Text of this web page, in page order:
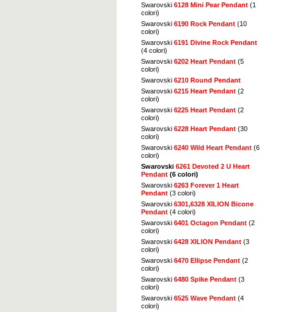
Swarovski 6128 Mini Pear Pendant (1
colori)
Swarovski 6190 Rock Pendant (10
colori)
Swarovski 6191 Divine Rock Pendant
(4 colori)
Swarovski 6202 Heart Pendant (5
colori)
Swarovski 6210 Round Pendant
Swarovski 6215 Heart Pendant (2
colori)
Swarovski 6225 Heart Pendant (2
colori)
Swarovski 6228 Heart Pendant (30
colori)
Swarovski 6240 Wild Heart Pendant (6
colori)
Swarovski 6261 Devoted 2 U Heart
Pendant (6 colori)
Swarovski 6263 Forever 1 Heart
Pendant (3 colori)
Swarovski 6301,6328 XILION Bicone
Pendant (4 colori)
Swarovski 6401 Octagon Pendant (2
colori)
Swarovski 6428 XILION Pendant (3
colori)
Swarovski 6470 Ellipse Pendant (2
colori)
Swarovski 6480 Spike Pendant (3
colori)
Swarovski 6525 Wave Pendant (4
colori)